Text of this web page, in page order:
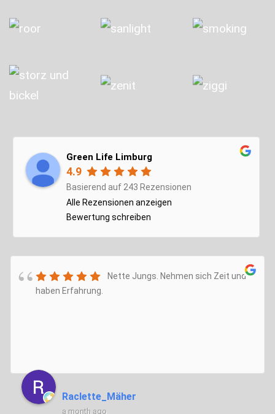
Green Life Limburg
4.9
Basierend auf 243 Rezensionen
Alle Rezensionen anzeigen
Bewertung schreiben
Nette Jungs. Nehmen sich Zeit und
haben Erfahrung.
Raclette_Mäher
a month ago